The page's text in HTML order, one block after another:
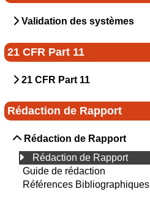
Validation des systèmes
21 CFR Part 11
21 CFR Part 11
Rédaction de Rapport
Rédaction de Rapport
Rédaction de Rapport
Guide de rédaction
Références Bibliographiques